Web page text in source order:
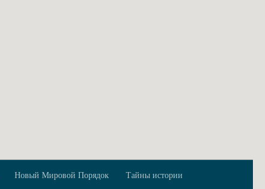
Новый Мировой Порядок Тайны истории